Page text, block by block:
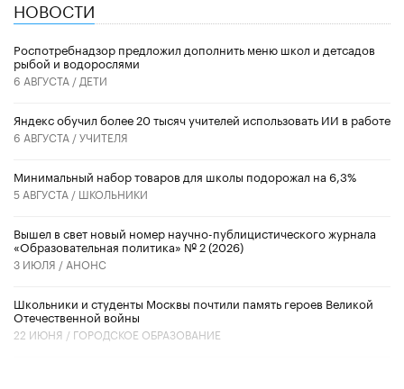
НОВОСТИ
Роспотребнадзор предложил дополнить меню школ и детсадов
рыбой и водорослями
6 АВГУСТА / ДЕТИ
​Яндекс обучил более 20 тысяч учителей использовать ИИ в работе
6 АВГУСТА /УЧИТЕЛЯ
Минимальный набор товаров для школы подорожал на 6,3%
5 АВГУСТА / ШКОЛЬНИКИ
Вышел в свет новый номер научно-публицистического журнала
«Образовательная политика» № 2 (2026)
3 ИЮЛЯ / АНОНС
Школьники и студенты Москвы почтили память героев Великой
Отечественной войны
22 ИЮНЯ / ГОРОДСКОЕ ОБРАЗОВАНИЕ